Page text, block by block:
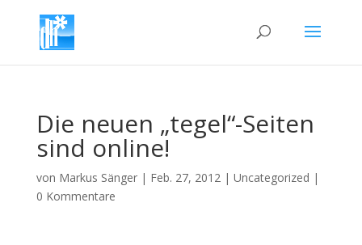
Die neuen „tegel“-Seiten
sind online!
von Markus Sänger| Feb. 27, 2012| Uncategorized |
0 Kommentare